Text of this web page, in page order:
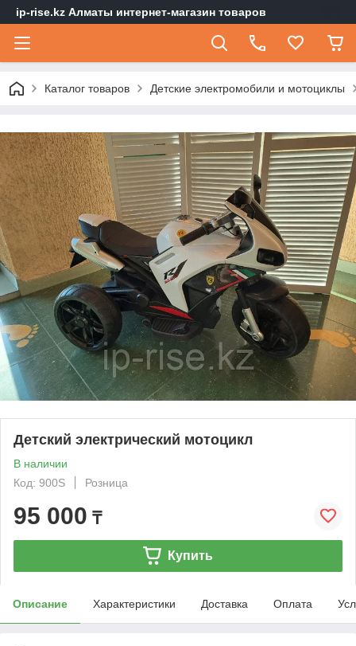
ip-rise.kz Алматы интернет-магазин товаров
Каталог товаров Детские электромобили и мотоциклы
Детский электрический мотоцикл
В наличии
Код: 900S
Розница
95 000 ₸
Купить
Описание Характеристики Доставка Оплата